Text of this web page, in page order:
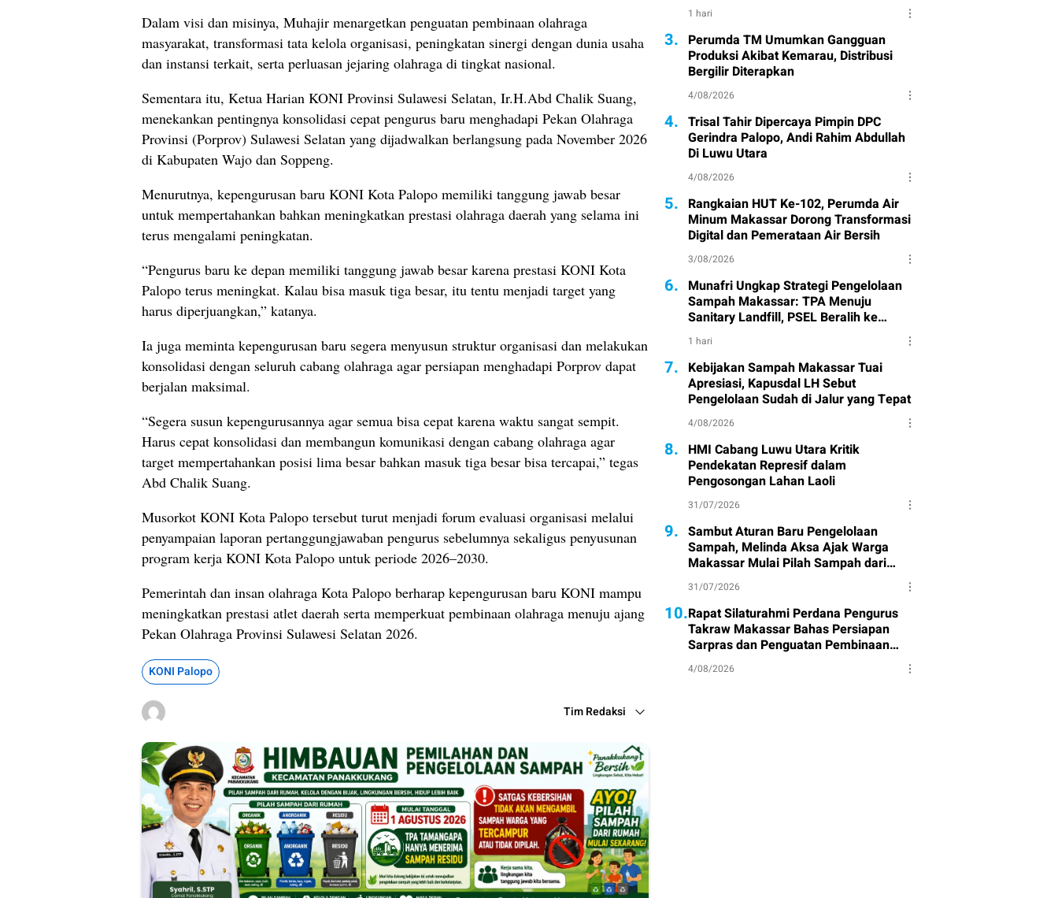
Dalam visi dan misinya, Muhajir menargetkan penguatan pembinaan olahraga
masyarakat, transformasi tata kelola organisasi, peningkatan sinergi dengan dunia usaha
dan instansi terkait, serta perluasan jejaring olahraga di tingkat nasional.
Sementara itu, Ketua Harian KONI Provinsi Sulawesi Selatan, Ir.H.Abd Chalik Suang,
menekankan pentingnya konsolidasi cepat pengurus baru menghadapi Pekan Olahraga
Provinsi (Porprov) Sulawesi Selatan yang dijadwalkan berlangsung pada November 2026
di Kabupaten Wajo dan Soppeng.
Menurutnya, kepengurusan baru KONI Kota Palopo memiliki tanggung jawab besar
untuk mempertahankan bahkan meningkatkan prestasi olahraga daerah yang selama ini
terus mengalami peningkatan.
“Pengurus baru ke depan memiliki tanggung jawab besar karena prestasi KONI Kota
Palopo terus meningkat. Kalau bisa masuk tiga besar, itu tentu menjadi target yang
harus diperjuangkan,” katanya.
Ia juga meminta kepengurusan baru segera menyusun struktur organisasi dan melakukan
konsolidasi dengan seluruh cabang olahraga agar persiapan menghadapi Porprov dapat
berjalan maksimal.
“Segera susun kepengurusannya agar semua bisa cepat karena waktu sangat sempit.
Harus cepat konsolidasi dan membangun komunikasi dengan cabang olahraga agar
target mempertahankan posisi lima besar bahkan masuk tiga besar bisa tercapai,” tegas
Abd Chalik Suang.
Musorkot KONI Kota Palopo tersebut turut menjadi forum evaluasi organisasi melalui
penyampaian laporan pertanggungjawaban pengurus sebelumnya sekaligus penyusunan
program kerja KONI Kota Palopo untuk periode 2026–2030.
Pemerintah dan insan olahraga Kota Palopo berharap kepengurusan baru KONI mampu
meningkatkan prestasi atlet daerah serta memperkuat pembinaan olahraga menuju ajang
Pekan Olahraga Provinsi Sulawesi Selatan 2026.
KONI Palopo
Tim Redaksi
1 hari
3. Perumda TM Umumkan Gangguan
Produksi Akibat Kemarau, Distribusi
Bergilir Diterapkan
4/08/2026
4. Trisal Tahir Dipercaya Pimpin DPC
Gerindra Palopo, Andi Rahim Abdullah
Di Luwu Utara
4/08/2026
5. Rangkaian HUT Ke-102, Perumda Air
Minum Makassar Dorong Transformasi
Digital dan Pemerataan Air Bersih
3/08/2026
6. Munafri Ungkap Strategi Pengelolaan
Sampah Makassar: TPA Menuju
Sanitary Landfill, PSEL Beralih ke
Perpres 109
1 hari
7. Kebijakan Sampah Makassar Tuai
Apresiasi, Kapusdal LH Sebut
Pengelolaan Sudah di Jalur yang Tepat
4/08/2026
8. HMI Cabang Luwu Utara Kritik
Pendekatan Represif dalam
Pengosongan Lahan Laoli
31/07/2026
9. Sambut Aturan Baru Pengelolaan
Sampah, Melinda Aksa Ajak Warga
Makassar Mulai Pilah Sampah dari
Sumbernya
31/07/2026
10.Rapat Silaturahmi Perdana Pengurus
Takraw Makassar Bahas Persiapan
Sarpras dan Penguatan Pembinaan
Atlet
4/08/2026